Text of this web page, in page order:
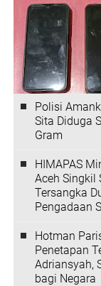
Polisi
Sita Diduga
Gram
HIMAPAS
Aceh Singkil
Tersangka
Pengadaan
Hotman
Penetapan
Adriansyah,
bagi Negara